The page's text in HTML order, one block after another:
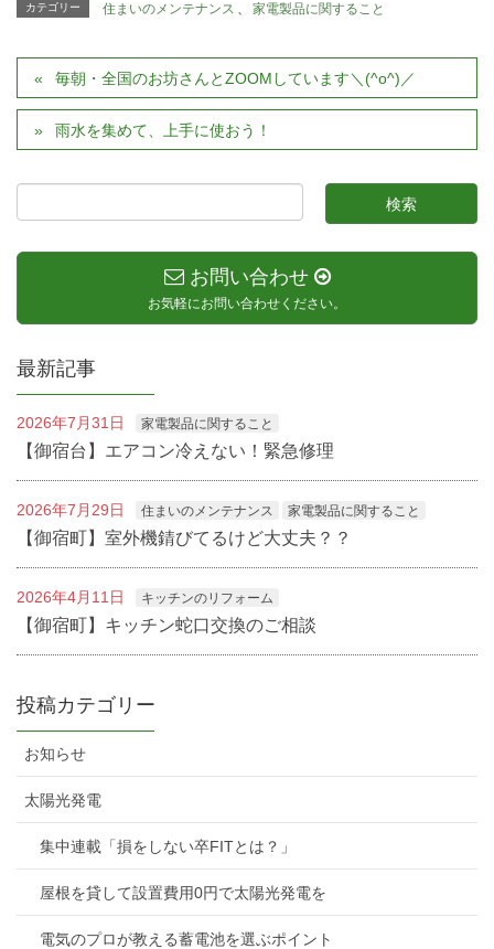
カテゴリー 住まいのメンテナンス 、 家電製品に関すること
毎朝・全国のお坊さんとZOOMしています＼(^o^)／
雨水を集めて、上手に使おう！
お問い合わせ
お気軽にお問い合わせください。
最新記事
2026年7月31日 家電製品に関すること
【御宿台】エアコン冷えない！緊急修理
2026年7月29日 住まいのメンテナンス 家電製品に関すること
【御宿町】室外機錆びてるけど大丈夫？？
2026年4月11日 キッチンのリフォーム
【御宿町】キッチン蛇口交換のご相談
投稿カテゴリー
お知らせ
太陽光発電
集中連載「損をしない卒FITとは？」
屋根を貸して設置費用0円で太陽光発電を
電気のプロが教える蓄電池を選ぶポイント